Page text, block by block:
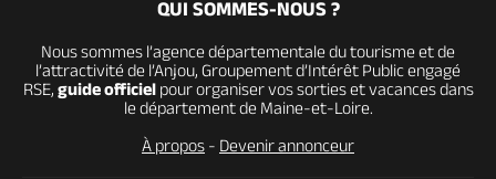
QUI SOMMES-NOUS ?
Nous sommes l’agence départementale du tourisme et de
l’attractivité de l’Anjou, Groupement d’Intérêt Public engagé
RSE, guide officielpour organiser vos sorties et vacances dans
le département de Maine-et-Loire.
À propos - Devenir annonceur